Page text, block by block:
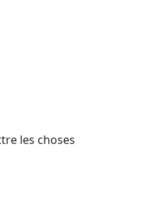
les choses